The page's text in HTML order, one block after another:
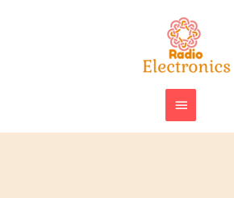
ГЛАВНОЕ
МЕНЮ